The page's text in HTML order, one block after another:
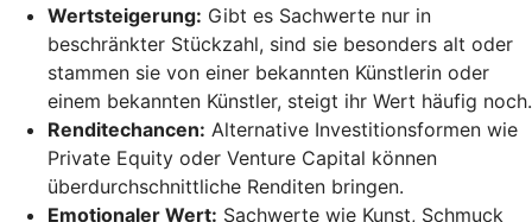
Wertsteigerung: Gibt es Sachwerte nur in
beschränkter Stückzahl, sind sie besonders alt oder
stammen sie von einer bekannten Künstlerin oder
einem bekannten Künstler, steigt ihr Wert häufig noch.
Renditechancen: Alternative Investitionsformen wie
Private Equity oder Venture Capital können
überdurchschnittliche Renditen bringen.
Emotionaler Wert: Sachwerte wie Kunst, Schmuck